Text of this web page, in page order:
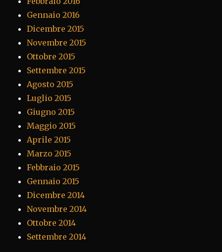
Gennaio 2016
Dicembre 2015
Novembre 2015
Ottobre 2015
Settembre 2015
Agosto 2015
Luglio 2015
Giugno 2015
Maggio 2015
Aprile 2015
Marzo 2015
Febbraio 2015
Gennaio 2015
Dicembre 2014
Novembre 2014
Ottobre 2014
Settembre 2014